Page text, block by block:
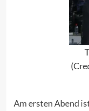
Am ersten Abend